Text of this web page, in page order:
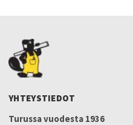
YHTEYSTIEDOT
Turussa vuodesta 1936